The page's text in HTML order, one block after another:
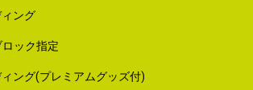
ング
ック指定
ング(プレミアムグッズ付)